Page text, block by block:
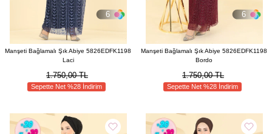
6
Manşeti Bağlamalı Şık Abiye 5826EDFK1198
Laci
1.750,00 TL
Sepette Net %28 İndirim
6
Manşeti Bağlamalı Şık Abiye 5826EDFK1198
Bordo
1.750,00 TL
Sepette Net %28 İndirim